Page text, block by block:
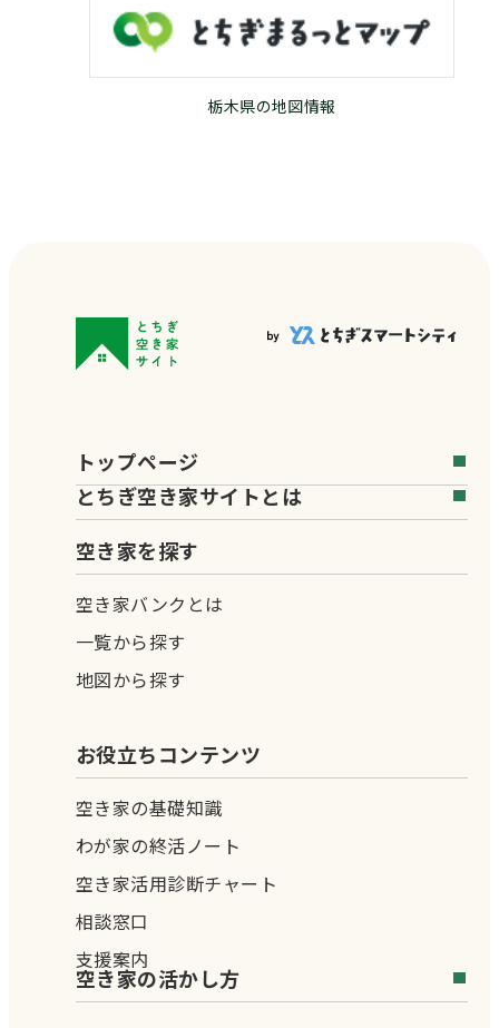
栃木県の地図情報
トップページ
とちぎ空き家サイトとは
空き家を探す
空き家バンクとは
一覧から探す
地図から探す
お役立ちコンテンツ
空き家の基礎知識
わが家の終活ノート
空き家活用診断チャート
相談窓口
支援案内
空き家の活かし方